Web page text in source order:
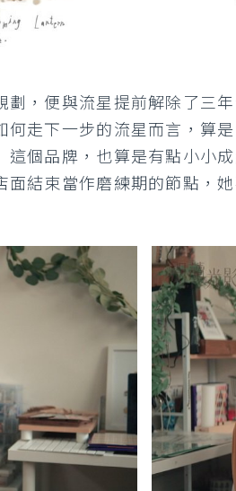
，便與流星提前解除了三
走下一步的流星而言，算
個品牌，也算是有點小小
結束當作磨練期的節點，